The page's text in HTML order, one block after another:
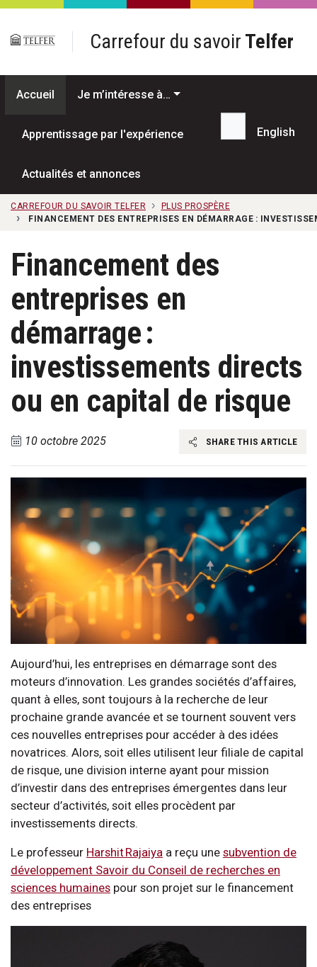
Passer au contenu principal
Carrefour du savoir Telfer
Accueil Je m’intéresse à…
Apprentissage par l'expérience
Actualités et annonces
Recherche...
English
CARREFOUR DU SAVOIR TELFER
PLUS PROSPÈRE
FINANCEMENT DES ENTREPRISES EN DÉMARRAGE :
Financement des
entreprises en
démarrage :
investissements directs
ou en capital de risque
10 octobre 2025 SHARE THIS ARTICLE
Aujourd’hui, les entreprises en démarrage sont des
moteurs d’innovation. Les grandes sociétés d’affaires,
quant à elles, sont toujours à la recherche de leur
prochaine grande avancée et se tournent souvent vers
ces nouvelles entreprises pour accéder à des idées
novatrices. Alors, soit elles utilisent leur filiale de capital
de risque, une division interne ayant pour mission
d’investir dans des entreprises émergentes dans leur
secteur d’activités, soit elles procèdent par
investissements directs.
Le professeur Harshit Rajaiya a reçu une subvention de
développement Savoir du Conseil de recherches en
sciences humaines pour son projet sur le financement
des entreprises